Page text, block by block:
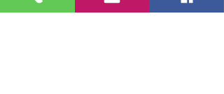
interdite sans